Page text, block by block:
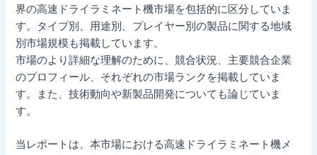
界の高速ドライラミネート機市場を包括的に区分していま
す。タイプ別、用途別、プレイヤー別の製品に関する地域
別市場規模も掲載しています。
市場のより詳細な理解のために、競合状況、主要競合企業
のプロフィール、それぞれの市場ランクを掲載していま
す。また、技術動向や新製品開発についても論じていま
す。
当レポートは、本市場における高速ドライラミネート機メ